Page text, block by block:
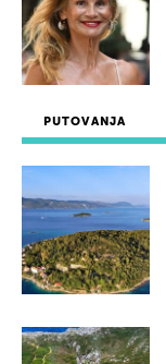
PUTOVANJA